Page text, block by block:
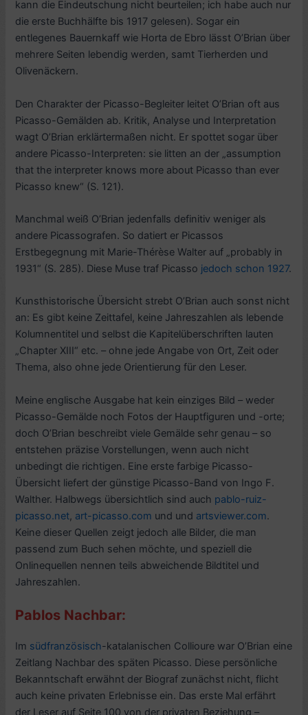
kann die Eindeutschung nicht beurteilen; ich habe auch nur
die erste Buchhälfte bis 1917 gelesen). Sogar ein
entlegenes Bauernkaff wie Horta de Ebro lässt O’Brian über
mehrere Seiten lebendig werden, samt Tierherden und
Olivenäckern.
Den Charakter der Picasso-Begleiter leitet O’Brian oft aus
Picasso-Gemälden ab. Kritik, Analyse und Interpretation
wagt O’Brian erklärtermaßen nicht. Er spottet sogar über
andere Picasso-Interpreten: sie litten an der „assumption
that the interpreter knows more about Picasso than ever
Picasso knew“ (S. 121).
Manchmal weiß O’Brian jedenfalls definitiv weniger als
andere Picassografen. So datiert er Picassos
Erstbegegnung mit Marie-Thérèse Walter auf „probably in
1931“ (S. 285). Diese Muse traf Picasso jedoch schon 1927.
Kunsthistorische Übersicht strebt O’Brian auch sonst nicht
an: Es gibt keine Zeittafel, keine Jahreszahlen als lebende
Kolumnentitel und selbst die Kapitelüberschriften lauten
„Chapter XIII“ etc. – ohne jede Angabe von Ort, Zeit oder
Thema, also ohne jede Orientierung für den Leser.
Meine englische Ausgabe hat kein einziges Bild – weder
Picasso-Gemälde noch Fotos der Hauptfiguren und -orte;
doch O’Brian beschreibt viele Gemälde sehr genau – so
entstehen präzise Vorstellungen, wenn auch nicht
unbedingt die richtigen. Eine erste farbige Picasso-
Übersicht liefert der günstige Picasso-Band von Ingo F.
Walther. Halbwegs übersichtlich sind auch pablo-ruiz-
picasso.net, art-picasso.com und und artsviewer.com.
Keine dieser Quellen zeigt jedoch alle Bilder, die man
passend zum Buch sehen möchte, und speziell die
Onlinequellen nennen teils abweichende Bildtitel und
Jahreszahlen.
Pablos Nachbar:
Im südfranzösisch-katalanischen Collioure war O’Brian eine
Zeitlang Nachbar des späten Picasso. Diese persönliche
Bekanntschaft erwähnt der Biograf zunächst nicht, flicht
auch keine privaten Erlebnisse ein. Das erste Mal erfährt
der Leser auf Seite 100 von der privaten Beziehung –